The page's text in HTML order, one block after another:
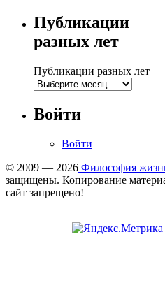
Публикации
разных лет
Публикации разных лет
Войти
Войти
© 2009 — 2026 Философия
защищены. Копирование
сайт запрещено!